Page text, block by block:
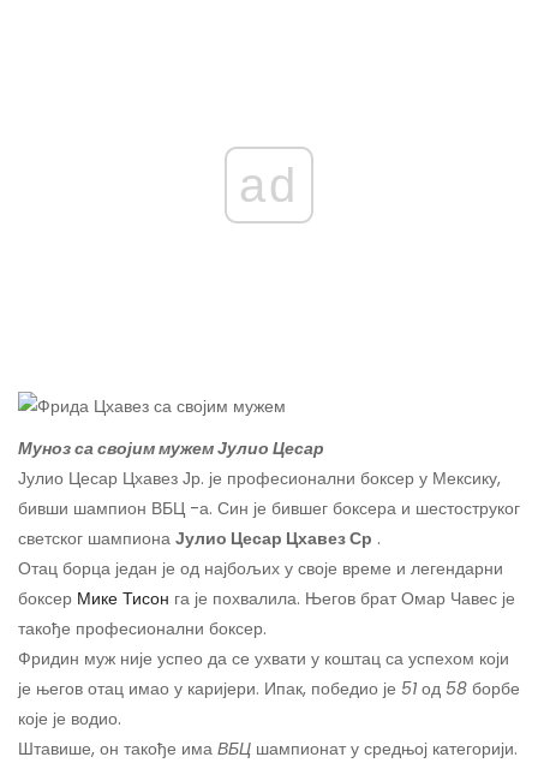
ad
Муноз са својим мужем Јулио Цесар
Јулио Цесар Цхавез Јр. је професионални боксер у Мексику,
бивши шампион ВБЦ -а. Син је бившег боксера и шестоструког
светског шампиона Јулио Цесар Цхавез Ср .
Отац борца један је од најбољих у своје време и легендарни
боксер Мике Тисон га је похвалила. Његов брат Омар Чавес је
такође професионални боксер.
Фридин муж није успео да се ухвати у коштац са успехом који
је његов отац имао у каријери. Ипак, победио је 51 од 58 борбе
које је водио.
Штавише, он такође има ВБЦ шампионат у средњој категорији.